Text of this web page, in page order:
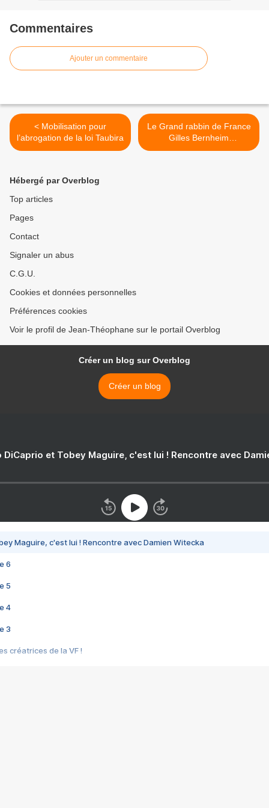
Commentaires
Ajouter un commentaire
< Mobilisation pour
l’abrogation de la loi Taubira
Le Grand rabbin de France
Gilles Bernheim
démissionne >
Hébergé par Overblog
Top articles
Pages
Contact
Signaler un abus
C.G.U.
Cookies et données personnelles
Préférences cookies
Voir le profil de Jean-Théophane sur le portail Overblog
Créer un blog sur Overblog
Créer un blog
DiCaprio et Tobey Maguire, c'est lui ! Rencontre avec
Maguire, c'est lui ! Rencontre avec Damien Witecka
6
5
4
3
créatrices de la VF !